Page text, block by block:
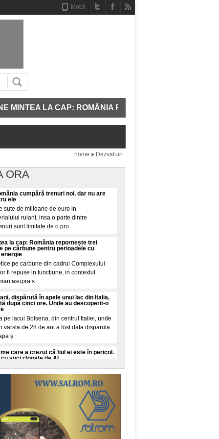
Mobil
LA CAP: ROMÂNIA REPORNEȘTE TREI UNITĂȚI
home » Dezvaluiri
ORA
cumpără trenuri noi, dar nu are
ele
sute de milioane de euro in
rulant, insa o parte dintre
sunt limitate de o pro
la cap: România repornește trei
pe cărbune pentru perioadele cu
pe carbune din cadrul Complexului
fi repuse in funcțiune, in contextul
asupra s
dispărută în apele unui lac din Italia,
după cinci ore. Unde au descoperit-o
pe lacul Bolsena, din centrul Italiei, unde
varsta de 28 de ani a fost data disparuta
ș
care a crezut că fiul ei este în pericol.
voci clonate de AI
New York, a trait cateva minute de
fiul ei in varsta de 16 ani este in pericol de
de la
româncă o vizită la urgențe în SUA:
la vreo sumă de aia nebună, exact așa
SUA a starnit dezbateri pe TikTok dupa
neașteptata pe care va trebui sa o